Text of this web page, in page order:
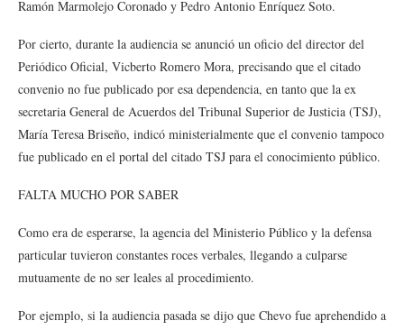
Ramón Marmolejo Coronado y Pedro Antonio Enríquez Soto.
Por cierto, durante la audiencia se anunció un oficio del director del
Periódico Oficial, Vicberto Romero Mora, precisando que el citado
convenio no fue publicado por esa dependencia, en tanto que la ex
secretaria General de Acuerdos del Tribunal Superior de Justicia (TSJ),
María Teresa Briseño, indicó ministerialmente que el convenio tampoco
fue publicado en el portal del citado TSJ para el conocimiento público.
FALTA MUCHO POR SABER
Como era de esperarse, la agencia del Ministerio Público y la defensa
particular tuvieron constantes roces verbales, llegando a culparse
mutuamente de no ser leales al procedimiento.
Por ejemplo, si la audiencia pasada se dijo que Chevo fue aprehendido a